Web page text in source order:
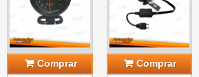
Comprar
Comprar